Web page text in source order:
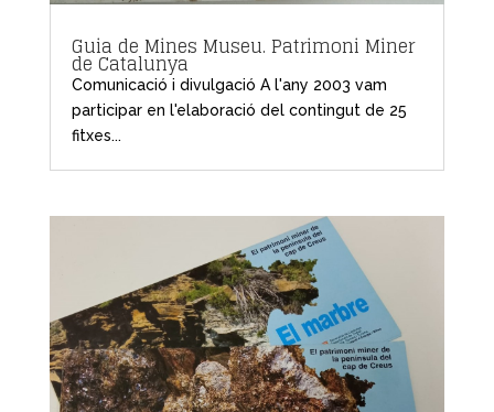
Guia de Mines Museu. Patrimoni Miner
de Catalunya
Comunicació i divulgació A l'any 2003 vam
participar en l'elaboració del contingut de 25
fitxes...